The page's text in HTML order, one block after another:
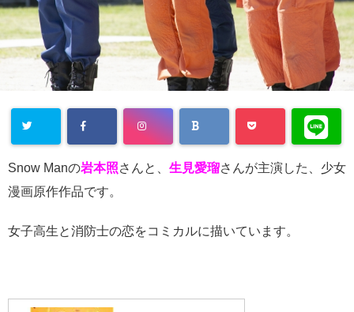
Snow Manの岩本照さんと、 生見愛瑠さんが主演した、少女
漫画原作作品です。
女子高生と消防士の恋をコミカルに描いています。